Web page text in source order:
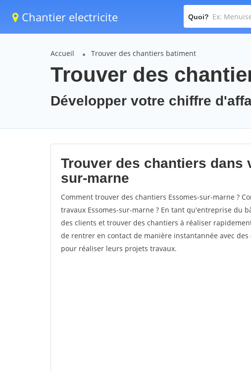
Chantier electricite Quoi?
Accueil Trouver des chantiers batiment
Trouver des
Développer votre chiffre
Trouver des chantiers dans
sur-marne
Comment trouver des chantiers Essomes-sur-marne ?
travaux Essomes-sur-marne ? En tant qu'entreprise du
des clients et trouver des chantiers à réaliser
de rentrer en contact de manière instantannée avec
pour réaliser leurs projets travaux.